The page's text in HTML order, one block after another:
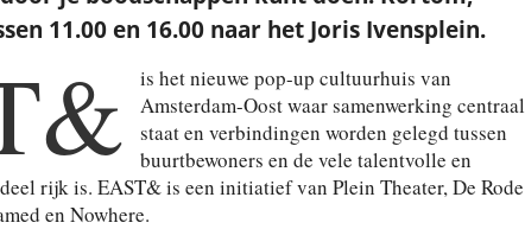
11.00 en 16.00 naar het Joris Ivensplein.
is het nieuwe pop-up cultuurhuis van
Amsterdam-Oost waar samenwerking centraal
staat en verbindingen worden gelegd tussen
buurtbewoners en de vele talentvolle en
rijk is. EAST& is een initiatief van Plein Theater, De Rode
en Nowhere.